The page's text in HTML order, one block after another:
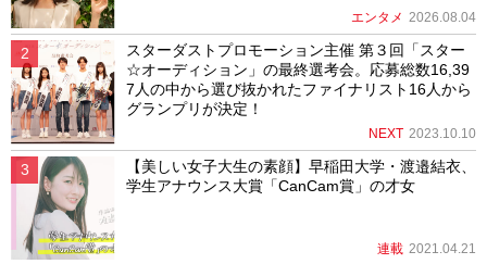
エンタメ 2026.08.04
スターダストプロモーション主催 第３回「スター
☆オーディション」の最終選考会。応募総数16,39
7人の中から選び抜かれたファイナリスト16人から
グランプリが決定！
NEXT 2023.10.10
【美しい女子大生の素顔】早稲田大学・渡邉結衣、
学生アナウンス大賞「CanCam賞」の才女
連載 2021.04.21